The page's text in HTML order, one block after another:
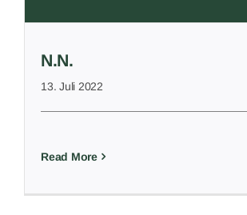
N.N.
13. Juli 2022
Read More